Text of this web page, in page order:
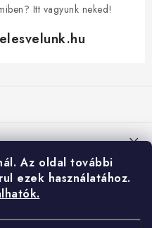
Az oldal további
ezek használatához.
Itt vagyunk neked!